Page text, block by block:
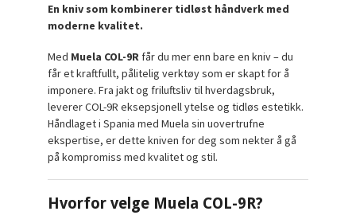
En kniv som kombinerer tidløst håndverk med
moderne kvalitet.
Med Muela COL-9R får du mer enn bare en kniv – du
får et kraftfullt, pålitelig verktøy som er skapt for å
imponere. Fra jakt og friluftsliv til hverdagsbruk,
leverer COL-9R eksepsjonell ytelse og tidløs estetikk.
Håndlaget i Spania med Muela sin uovertrufne
ekspertise, er dette kniven for deg som nekter å gå
på kompromiss med kvalitet og stil.
Hvorfor velge Muela COL-9R?